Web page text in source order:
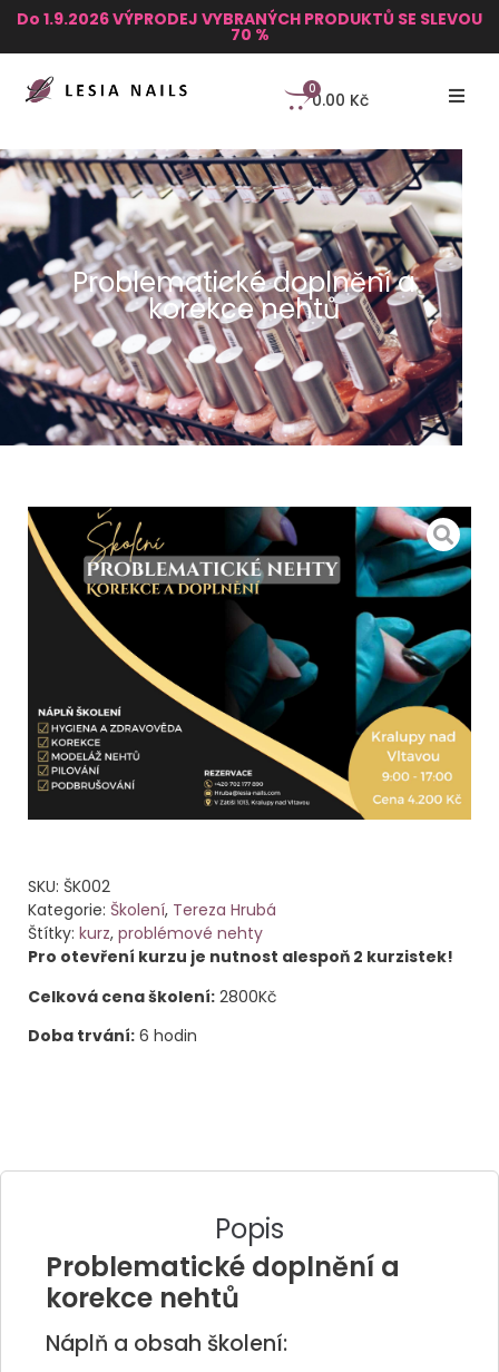
Do 1.9.2026 VÝPRODEJ VYBRANÝCH PRODUKTŮ SE SLEVOU
70 %
0.00 Kč
0
Problematické doplnění a
korekce nehtů
SKU: ŠK002
Kategorie: Školení, Tereza Hrubá
Štítky: kurz, problémové nehty
Pro otevření kurzu je nutnost alespoň 2 kurzistek!
Celková cena školení: 2800Kč
Doba trvání: 6 hodin
Popis
Problematické doplnění a
korekce nehtů
Náplň a obsah školení: